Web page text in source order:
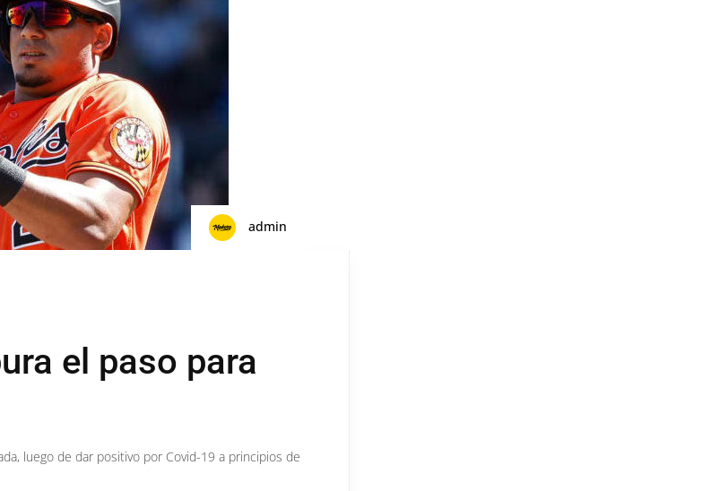
admin
el paso para
luego de dar positivo por Covid-19 a principios de